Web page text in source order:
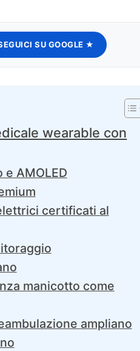
SU GOOGLE ★
wearable con
AMOLED
certificati al
manicotto come
ampliano